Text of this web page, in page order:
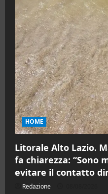
HOME
Litorale Alto Lazio.
fa chiarezza: “Sono
evitare il contatto
Redazione